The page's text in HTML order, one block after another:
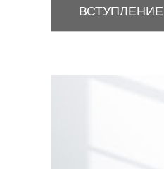
ВСТУПЛЕНИЕ